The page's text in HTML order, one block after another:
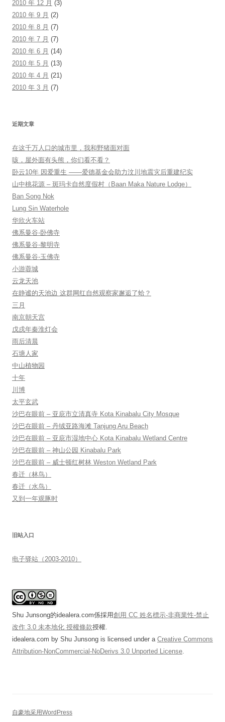
2010 年 12 月 (3)
2010 年 9 月 (2)
2010 年 8 月 (7)
2010 年 7 月 (7)
2010 年 6 月 (14)
2010 年 5 月 (13)
2010 年 4 月 (21)
2010 年 3 月 (7)
近期文章
在这千万人口的城市里，我和野猪面对面
咳，屋外面有头熊，你们看不看？
卧云10年 因爱重生 ——爱德基金会助力汶川地震灾后重建纪实
山中桃花源 – 斑玛卡自然度假村（Baan Maka Nature Lodge）
Ban Song Nok
Lung Sin Waterhole
华欣火车站
佛系曼谷-卧佛寺
佛系曼谷-黎明寺
佛系曼谷-玉佛寺
小游蓉城
云龙天池
在静谧的天池边 这群网红自然观察家邂逅了蛤？
三月
南京朝天宫
戊戌年秦淮灯会
雨后清晨
石塘人家
中山植物园
十年
川博
太平玄武
沙巴在眼前 – 亚庇市立清真寺 Kota Kinabalu City Mosque
沙巴在眼前 – 丹绒亚路海滩 Tanjung Aru Beach
沙巴在眼前 – 亚庇市湿地中心 Kota Kinabalu Wetland Centre
沙巴在眼前 – 神山公园 Kinabalu Park
沙巴在眼前 – 威士顿红树林 Weston Wetland Park
春迁（林鸟）
春迁（水鸟）
又到一年观豚时
旧站入口
电子驿站（2003-2010）
Shu Junsong的idealera.com係採用創用 CC 姓名標示-非商業性-禁止
改作 3.0 未本地化 授權條款授權.
idealera.com by Shu Junsong is licensed under a Creative Commons
Attribution-NonCommercial-NoDerivs 3.0 Unported License.
自豪地采用WordPress